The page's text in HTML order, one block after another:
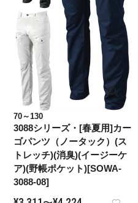
70～130
3088シリーズ・[春夏用]カー
ゴパンツ（ノータック）(ス
トレッチ)(消臭)(イージーケ
ア)(野帳ポケット)[SOWA-
3088-08]